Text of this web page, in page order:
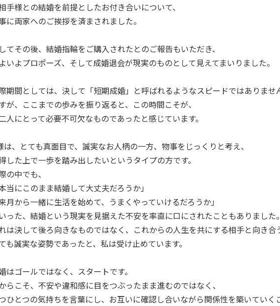
手様との結婚を前提としたお付き合いについて、
に両家へのご挨拶を済まされました。
てその後、結婚指輪をご購入されたとのご報告もいただき、
いよプロポーズ、そして成婚退会が現実のものとして見えてまいりました。
期間としては、決して「短期成婚」と呼ばれるようなスピードではありませ
が、ここまでの歩みを振り返ると、この時間こそが、
人にとって必要不可欠なものであったと感じています。
は、とても真面目で、誠実なお人柄の一方、物事をじっくりと考え、
した上で一歩を踏み出したいというタイプの方です。
の中でも、
本当にこのまま結婚して大丈夫だろうか」
来月から一緒に生活を始めて、うまくやっていけるだろうか」
った、結婚という現実を見据えた不安を率直に口にされたこともありました。
は決して後ろ向きなものではなく、これからの人生を共にする相手と向き合
も誠実な姿勢であったと、私は受け止めています。
はゴールではなく、スタートです。
らこそ、不安や違和感に目をつぶったまま進むのではなく、
ひとつの気持ちを言葉にし、お互いに確認し合いながら関係性を築いていく